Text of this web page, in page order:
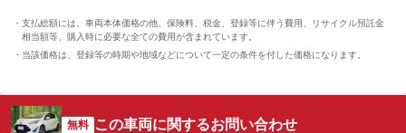
支払総額には、車両本体価格の他、保険料、税金、登録等に伴う費用、リサイクル預託金
相当額等、購入時に必要な全ての費用が含まれています。
当該価格は、登録等の時期や地域などについて一定の条件を付した価格になります。
無料 この車両に関するお問い合わせ